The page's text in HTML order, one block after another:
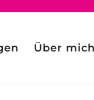
Über mich